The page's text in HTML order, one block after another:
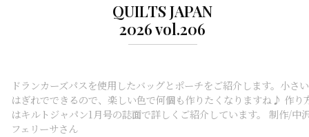
QUILTS JAPAN
2026 vol.206
ドランカーズパスを使用したバッグとポーチをご紹介します。小さい
はぎれでできるので、楽しい色で何個も作りたくなりますね♪ 作り
はキルトジャパン1月号の誌面で詳しくご紹介しています。 制作/中
フェリーサさん